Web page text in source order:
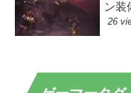
ン装
26